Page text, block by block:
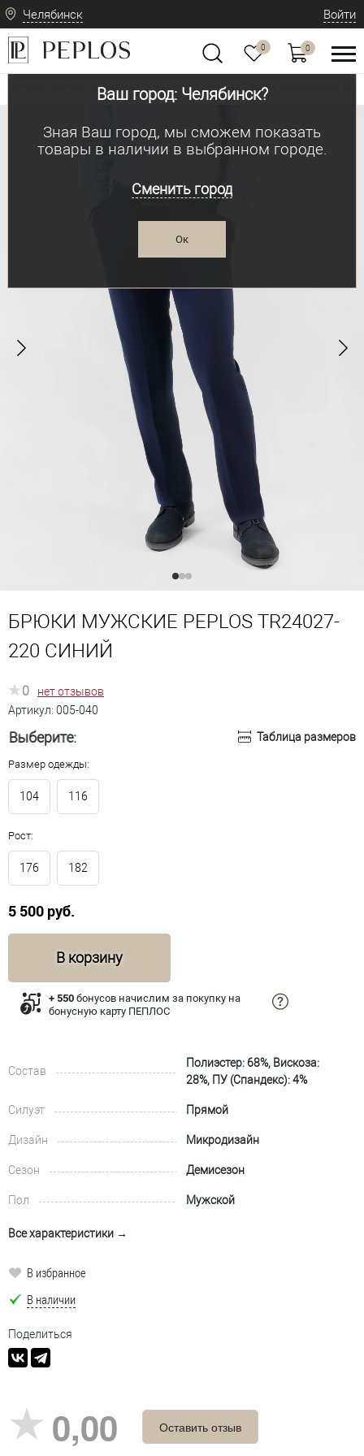
Челябинск
Ваш город: Челябинск?
Зная Ваш город, мы сможем показать
товары в наличии в выбранном городе.
Сменить город
Ок
Войти
0 0
Мужская одежда: классическая и современная Мужские классические
БРЮКИ МУЖСКИЕ PEPLOS TR24027-
220 СИНИЙ
0
нет отзывов
Артикул: 005-040
Выберите: Таблица размеров
Размер одежды:
104 116
Рост:
176 182
5 500 руб.
В корзину
+ 550 бонусов начислим за покупку на
бонусную карту ПЕПЛОС
Состав
Полиэстер: 68%, Вискоза:
28%, ПУ (Спандекс): 4%
Силуэт Прямой
Дизайн Микродизайн
Сезон Демисезон
Пол Мужской
Все характеристики →
В избранное
В наличии
Поделиться
0,00 Оставить отзыв